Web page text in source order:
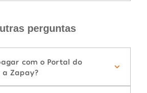
perguntas
com o Portal do
Zapay?